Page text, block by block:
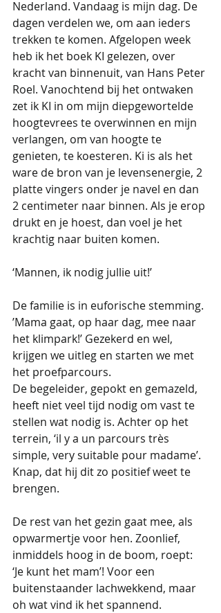
Nederland. Vandaag is mijn dag. De
dagen verdelen we, om aan ieders
trekken te komen. Afgelopen week
heb ik het boek KI gelezen, over
kracht van binnenuit, van Hans Peter
Roel. Vanochtend bij het ontwaken
zet ik KI in om mijn diepgewortelde
hoogtevrees te overwinnen en mijn
verlangen, om van hoogte te
genieten, te koesteren. Ki is als het
ware de bron van je levensenergie, 2
platte vingers onder je navel en dan
2 centimeter naar binnen. Als je erop
drukt en je hoest, dan voel je het
krachtig naar buiten komen.
‘Mannen, ik nodig jullie uit!’
De familie is in euforische stemming.
’Mama gaat, op haar dag, mee naar
het klimpark!’ Gezekerd en wel,
krijgen we uitleg en starten we met
het proefparcours.
De begeleider, gepokt en gemazeld,
heeft niet veel tijd nodig om vast te
stellen wat nodig is. Achter op het
terrein, ‘il y a un parcours très
simple, very suitable pour madame’.
Knap, dat hij dit zo positief weet te
brengen.
De rest van het gezin gaat mee, als
opwarmertje voor hen. Zoonlief,
inmiddels hoog in de boom, roept:
‘Je kunt het mam’! Voor een
buitenstaander lachwekkend, maar
oh wat vind ik het spannend.